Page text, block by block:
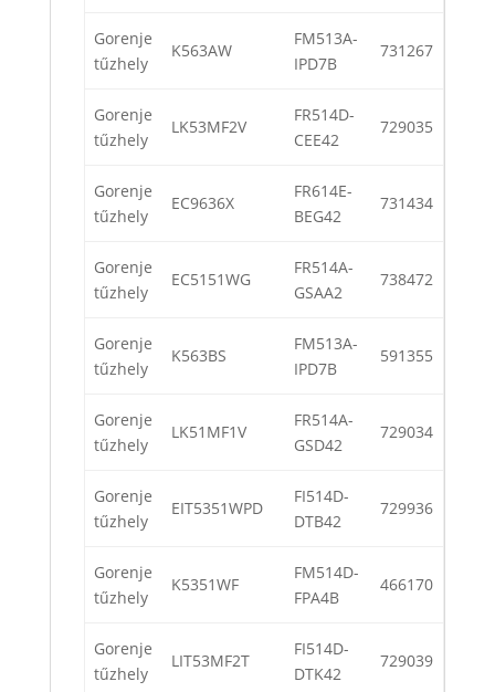
Gorenje
tűzhely
K563AW
FM513A-
IPD7B
731267
Gorenje
tűzhely
LK53MF2V
FR514D-
CEE42
729035
Gorenje
tűzhely
EC9636X
FR614E-
BEG42
731434
Gorenje
tűzhely
EC5151WG
FR514A-
GSAA2
738472
Gorenje
tűzhely
K563BS
FM513A-
IPD7B
591355
Gorenje
tűzhely
LK51MF1V
FR514A-
GSD42
729034
Gorenje
tűzhely
EIT5351WPD
FI514D-
DTB42
729936
Gorenje
tűzhely
K5351WF
FM514D-
FPA4B
466170
Gorenje
tűzhely
LIT53MF2T
FI514D-
DTK42
729039